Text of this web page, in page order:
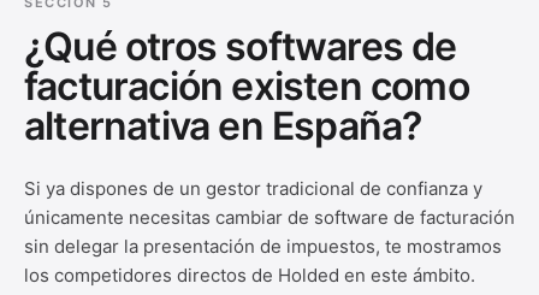
¿Qué otros softwares de
facturación existen como
alternativa en España?
Si ya dispones de un gestor tradicional de confianza y
únicamente necesitas cambiar de software de facturación
sin delegar la presentación de impuestos, te mostramos
los competidores directos de Holded en este ámbito.